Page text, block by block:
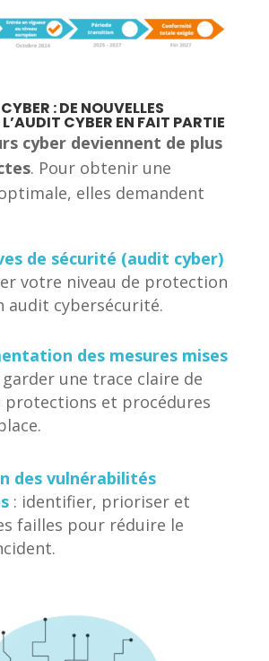
: DE NOUVELLES
CYBER EN FAIT PARTIE
cyber deviennent de plus
. Pour obtenir une
elles demandent
de sécurité (audit cyber)
votre niveau de protection
audit cybersécurité.
des mesures mises
garder une trace claire de
protections et procédures
des vulnérabilités
: identifier, prioriser et
failles pour réduire le